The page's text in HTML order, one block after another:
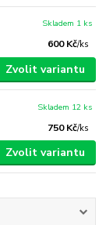
600 Kč/ks
Skladem 1 ks
Zvolit variantu
750 Kč/ks
Skladem 12 ks
Zvolit variantu